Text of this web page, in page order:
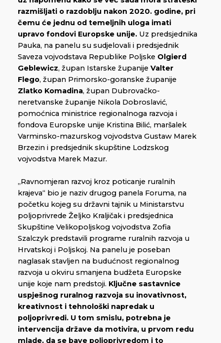
razmišljati o razdoblju nakon 2020. godine, pri
čemu će jednu od temeljnih uloga imati
upravo fondovi Europske unije. Uz predsjednika
Pauka, na panelu su sudjelovali i predsjednik
Saveza vojvodstava Republike Poljske Olgierd
Geblewicz, župan Istarske županije Valter
Flego, župan Primorsko-goranske županije
Zlatko Komadina, župan Dubrovačko-
neretvanske županije Nikola Dobroslavić,
pomoćnica ministrice regionalnoga razvoja i
fondova Europske unije Kristina Bilić, maršalek
Varminsko-mazurskog vojvodstva Gustaw Marek
Brzezin i predsjednik skupštine Lodzskog
vojvodstva Marek Mazur.
„Ravnomjeran razvoj kroz poticanje ruralnih
krajeva“ bio je naziv drugog panela Foruma, na
početku kojeg su državni tajnik u Ministarstvu
poljoprivrede Željko Kraljičak i predsjednica
Skupštine Velikopoljskog vojvodstva Zofia
Szalczyk predstavili programe ruralnih razvoja u
Hrvatskoj i Poljskoj. Na panelu je poseban
naglasak stavljen na budućnost regionalnog
razvoja u okviru smanjena budžeta Europske
unije koje nam predstoji. Ključne sastavnice
uspješnog ruralnog razvoja su inovativnost,
kreativnost i tehnološki napredak u
poljoprivredi. U tom smislu, potrebna je
intervencija države da motivira, u prvom redu
mlade, da se bave poljoprivredom i to